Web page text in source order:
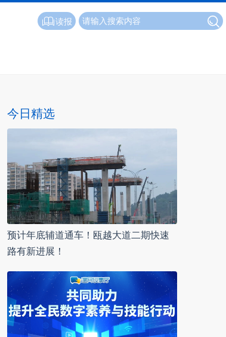
读报
今日精选
预计年底辅道通车！瓯越大道二期快速
路有新进展！